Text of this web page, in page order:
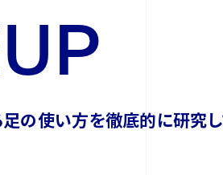
UP
足の使い方を徹底的に研究